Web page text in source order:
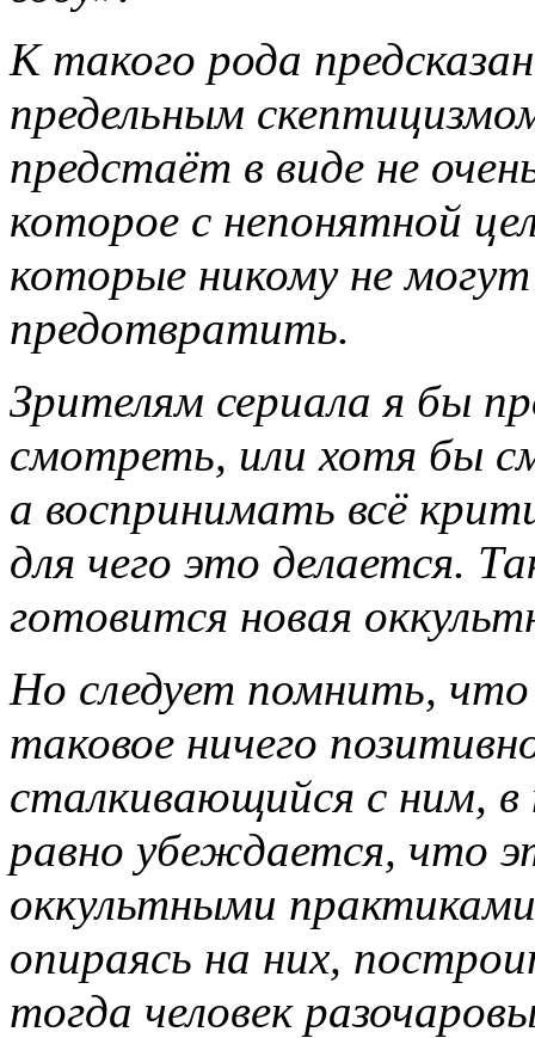
К такого рода
предельным
предстаёт в виде не
которое с непонятной
которые никому не
предотвратить.
Зрителям сериала я бы
смотреть, или хотя бы
а воспринимать всё
для чего это делается.
готовится новая
Но следует помнить, что
таковое ничего
сталкивающийся с ним, в
равно убеждается, что
оккультными
опираясь на них,
тогда человек